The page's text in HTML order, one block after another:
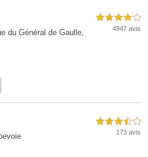
du Général de Gaulle,
4,0 étoiles sur 5
4947 avis
3,5 étoiles sur 5
173 avis